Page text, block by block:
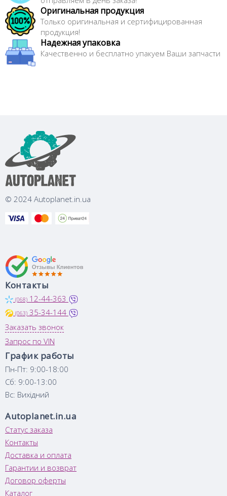
Оригинальная продукция
Только оригинальная и сертифицированная
продукция!
Надежная упаковка
Качественно и бесплатно упакуем Ваши запчасти
© 2024 Autoplanet.in.ua
Контакты
(068) 12-44-363
(063) 35-34-144
Заказать звонок
Запрос по VIN
График работы
Пн-Пт: 9:00-18:00
Сб: 9:00-13:00
Вс: Вихідний
Autoplanet.in.ua
Статус заказа
Контакты
Доставка и оплата
Гарантии и возврат
Договор оферты
Каталог